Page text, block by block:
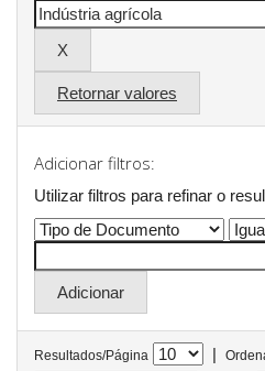
Retornar valores
Adicionar filtros:
Utilizar filtros para refinar o
Resultados/Página |